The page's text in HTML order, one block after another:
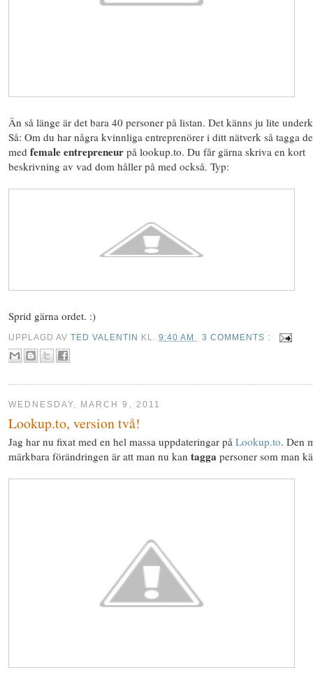
Än så länge är det bara 40 personer på listan. Det känns ju lite
Så: Om du har några kvinnliga entreprenörer i ditt nätverk så tagga
med female entrepreneur på lookup.to. Du får gärna skriva en kort
beskrivning av vad dom håller på med också. Typ:
Sprid gärna ordet. :)
UPPLAGD AVTED VALENTIN KL.9:40 AM 3 COMMENTS :
WEDNESDAY, MARCH 9, 2011
Lookup.to, version två!
Jag har nu fixat med en hel massa uppdateringar på Lookup.to. Den
märkbara förändringen är att man nu kan tagga personer som man